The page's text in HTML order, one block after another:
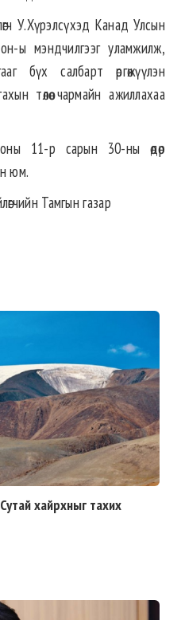
У.Хүрэлсүхэд Канад Улсын
ы мэндчилгээг уламжилж,
бүх салбарт өргөжүүлэн
төлөө чармайн ажиллахаа
11-р сарын 30-ны өдөр
юм.
Тамгын газар
хайрхныг тахих